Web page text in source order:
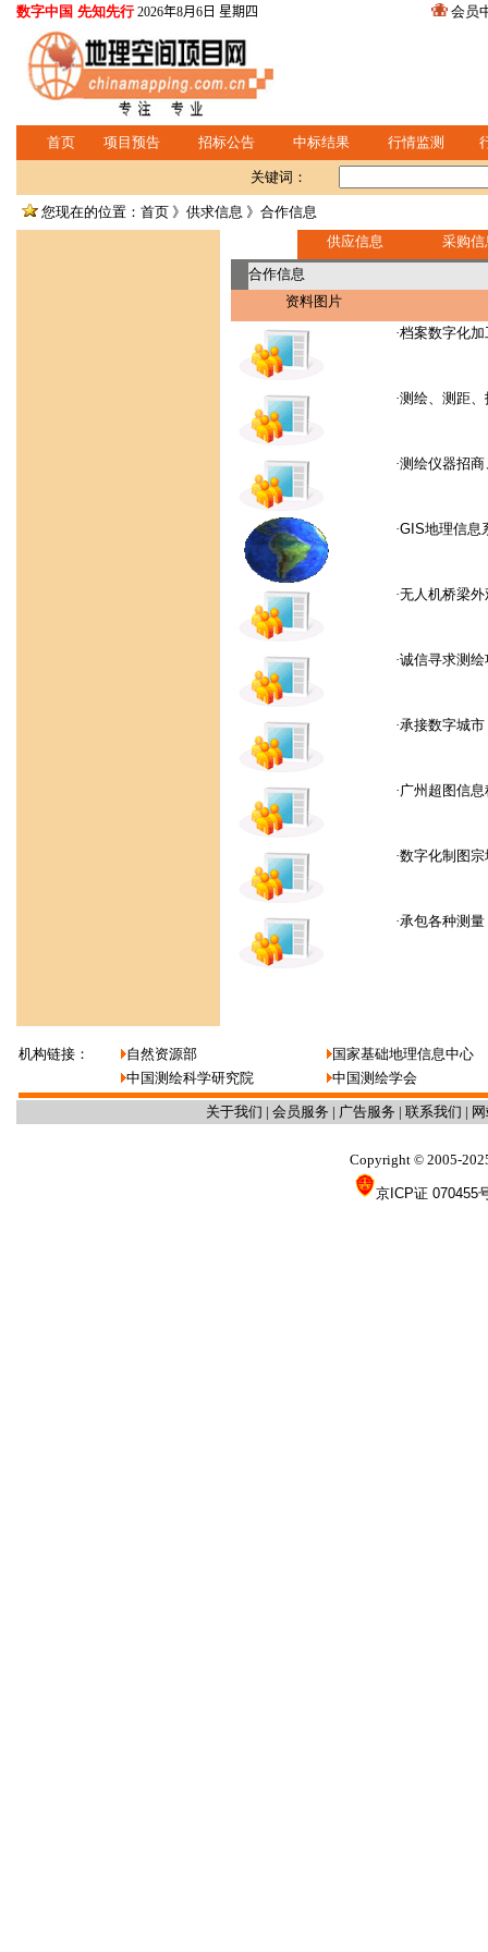
数字中国 先知先行 2026年8月6日 星期四 会员
首页 项目预告 招标公告 中标结果 行情监测
关键词：
您现在的位置：首页 》供求信息 》合作信息
供应信息
采购信
合作信息
资料图片
·档案数字化
·测绘、测距
·测绘仪器招
·GIS地理信息
·无人机桥梁外
·诚信寻求测
·承接数字城
·广州超图信
·数字化制图宗
·承包各种测量
机构链接： 自然资源部
国家基础地理信息中心
中国测绘科学研究院
中国测绘学会
关于我们 | 会员服务 | 广告服务 | 联系我们 |
Copyright © 2005-
京ICP证 070455